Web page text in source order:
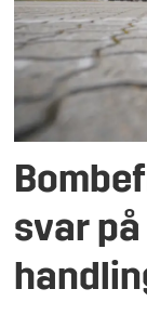
svar